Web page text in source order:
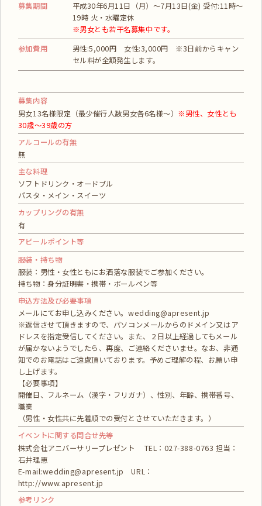
募集期間
平成30年6月11日（月）～7月13日(金) 受付:11時～
19時 火・水曜定休
※男女とも若干名募集中です。
参加費用
男性:5,000円 女性:3,000円 ※3日前からキャン
セル料が全額発生します。
募集内容
男女13名様限定（最少催行人数男女各6名様～） ※男性、女性とも
30歳～39歳の方
アルコールの有無
無
主な料理
ソフトドリンク・オードブル
パスタ・メイン・スイーツ
カップリングの有無
有
アピールポイント等
服装・持ち物
服装：男性・女性ともにお洒落な服装でご参加ください。
持ち物：身分証明書・携帯・ボールペン等
申込方法及び必要事項
メールにてお申し込みください。wedding@apresent.jp
※返信させて頂きますので、パソコンメールからのドメイン又はア
ドレスを指定受信してください。また、２日以上経過してもメール
が届かないようでしたら、再度、ご連絡くださいませ。なお、非通
知でのお電話はご遠慮頂いております。予めご理解の程、お願い申
し上げます。
【必要事項】
開催日、フルネーム（漢字・フリガナ）、性別、年齢、携帯番号、
職業
（男性・女性共に先着順での受付とさせていただきます。）
イベントに関する問合せ先等
株式会社アニバーサリープレゼント TEL：027-388-0763 担当：
石井理恵
E-mail:wedding@apresent.jp URL：
http://www.apresent.jp
参考リンク